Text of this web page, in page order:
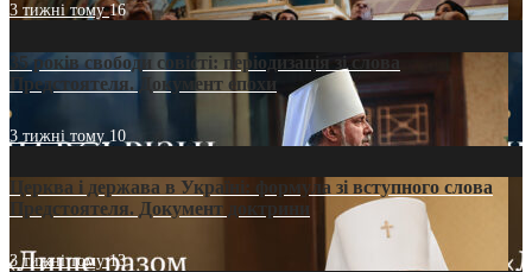
3 тижні тому16
35 років свободи совісті: періодизація зі слова
Предстоятеля. Документ епохи
3 тижні тому 10
Церква і держава в Україні: формула зі вступного слова
Предстоятеля. Документ доктрини
3 тижні тому13